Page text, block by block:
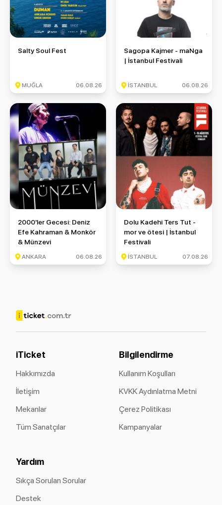
Salty Soul Fest
Salty Soul Fest
MUĞLA 06.08.26
Sagopa Kajmer - maNga |
Sagopa Kajmer - maNga
| İstanbul Festivali
İSTANBUL 06.08.26
2000'ler Gecesi: Deniz Efe Kahraman & Monkör & Münzevi
2000'ler Gecesi: Deniz
Efe Kahraman & Monkör
& Münzevi
ANKARA 06.08.26
Dolu Kadehi Ters Tut - mor
Dolu Kadehi Ters Tut -
mor ve ötesi | İstanbul
Festivali
İSTANBUL 07.08.26
iTicket
Hakkımızda
İletişim
Mekanlar
Tüm Sanatçılar
Bilgilendirme
Kullanım Koşulları
KVKK Aydınlatma Metni
Çerez Politikası
Kampanyalar
Yardım
Sıkça Sorulan Sorular
Destek